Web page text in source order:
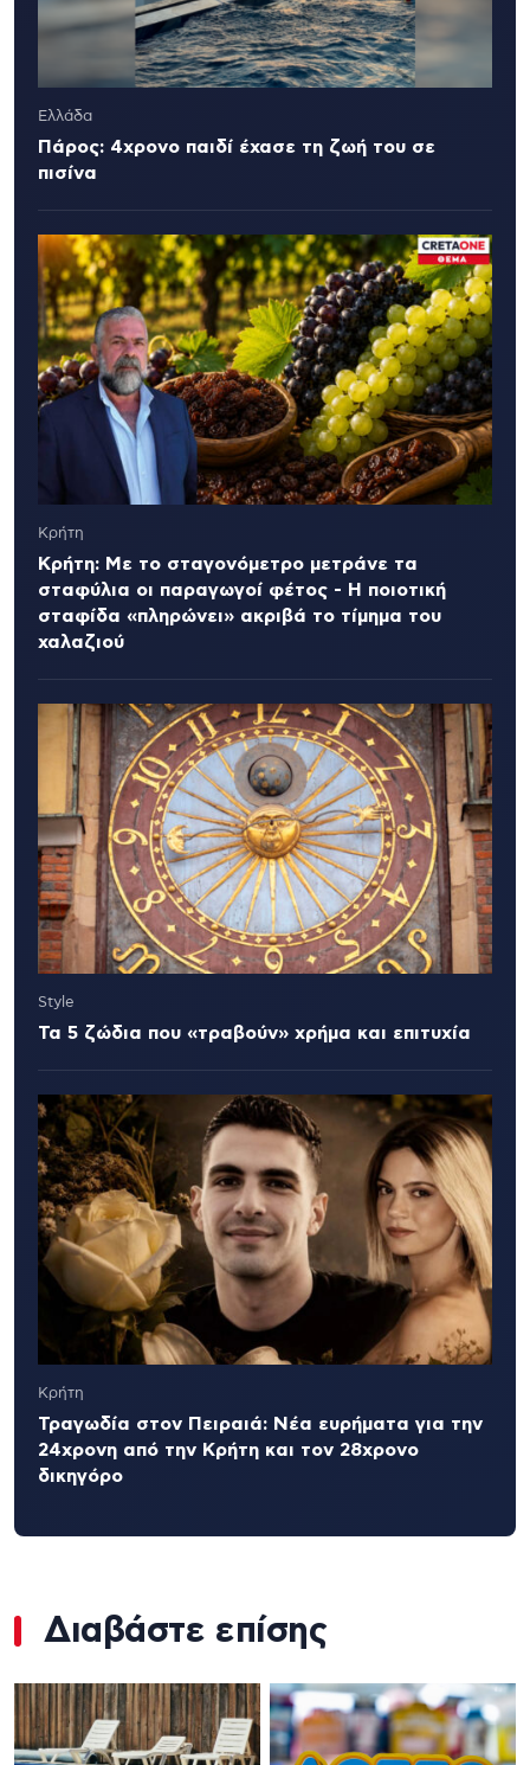
Ελλάδα
Πάρος: 4χρονο παιδί έχασε τη ζωή του σε
πισίνα
Κρήτη
Κρήτη: Με το σταγονόμετρο μετράνε τα
σταφύλια οι παραγωγοί φέτος - Η ποιοτική
σταφίδα «πληρώνει» ακριβά το τίμημα του
χαλαζιού
Style
Τα 5 ζώδια που «τραβούν» χρήμα και επιτυχία
Κρήτη
Τραγωδία στον Πειραιά: Νέα ευρήματα για την
24χρονη από την Κρήτη και τον 28χρονο
δικηγόρο
Διαβάστε επίσης